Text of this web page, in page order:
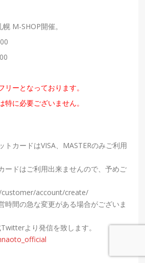
幌 M-SHOP開催。
リーとなっております。
特に必要ございません。
トカードはVISA、MASTERのみご利用
ードはご利用出来ませんので、予めご
account/create/
時間の急な変更がある場合がございま
より発信を致します。